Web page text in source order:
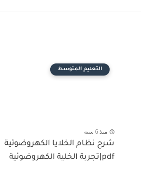
التعليم المتوسط
منذ 6 سنة
شرح نظام الخلايا الكهروضوئية
pdf|تجربة الخلية الكهروضوئية